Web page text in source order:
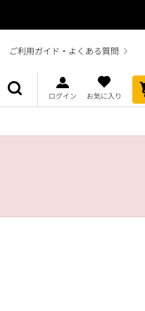
ご利用ガイド・よくある質問
ログイン お気に入り